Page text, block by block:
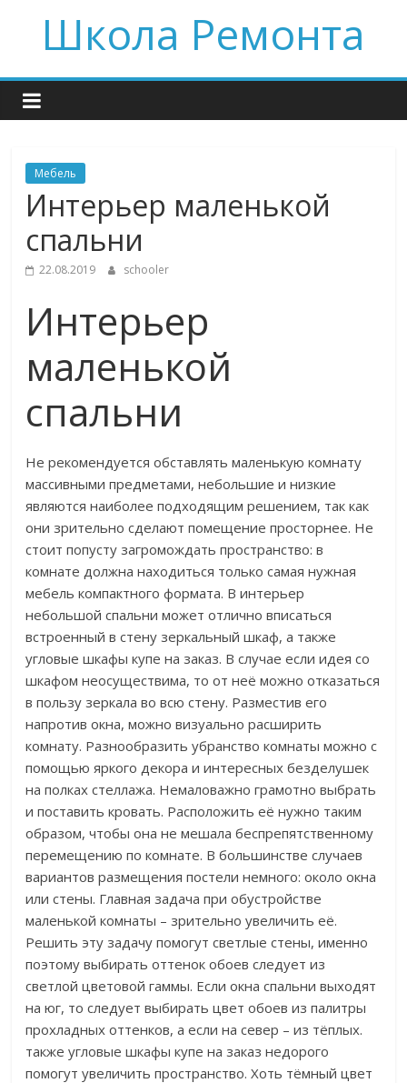
contentШкола Ремонта
Мебель
Интерьер маленькой
спальни
22.08.2019 schooler
Интерьер
маленькой
спальни
Не рекомендуется обставлять маленькую комнату
массивными предметами, небольшие и низкие
являются наиболее подходящим решением, так как
они зрительно сделают помещение просторнее. Не
стоит попусту загромождать пространство: в
комнате должна находиться только самая нужная
мебель компактного формата. В интерьер
небольшой спальни может отлично вписаться
встроенный в стену зеркальный шкаф, а также
угловые шкафы купе на заказ. В случае если идея со
шкафом неосуществима, то от неё можно отказаться
в пользу зеркала во всю стену. Разместив его
напротив окна, можно визуально расширить
комнату. Разнообразить убранство комнаты можно с
помощью яркого декора и интересных безделушек
на полках стеллажа. Немаловажно грамотно выбрать
и поставить кровать. Расположить её нужно таким
образом, чтобы она не мешала беспрепятственному
перемещению по комнате. В большинстве случаев
вариантов размещения постели немного: около окна
или стены. Главная задача при обустройстве
маленькой комнаты – зрительно увеличить её.
Решить эту задачу помогут светлые стены, именно
поэтому выбирать оттенок обоев следует из
светлой цветовой гаммы. Если окна спальни выходят
на юг, то следует выбирать цвет обоев из палитры
прохладных оттенков, а если на север – из тёплых.
также угловые шкафы купе на заказ недорого
помогут увеличить пространство. Хоть тёмный цвет